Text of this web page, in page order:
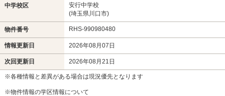
中学校区
安行中学校
(埼玉県川口市)
物件番号 RHS-990980480
情報更新日 2026年08月07日
次回更新日 2026年08月21日
※各種情報と差異がある場合は現況優先となります
※物件情報の学区情報について